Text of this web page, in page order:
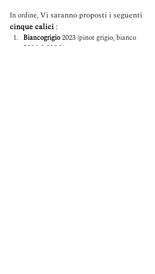
In ordine, Vi saranno proposti i seguenti
cinque calici :
Biancogrigio 2023 (pinot grigio, bianco
BIOLOGICO);